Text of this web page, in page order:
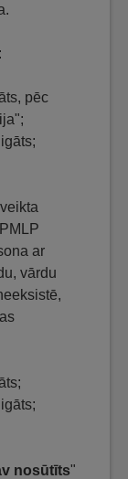
:
pēc
ar
vārdu
nosūtīts"